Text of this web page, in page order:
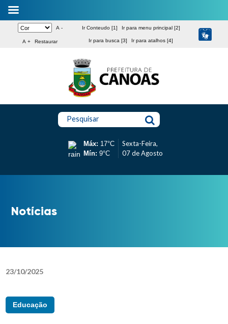
A -
A + Restaurar
Ir Conteudo [1] Ir para menu principal [2]
Ir para busca [3] Ir para atalhos [4]
Pesquisar
Máx: 17°C
Mín: 9°C
Sexta-Feira,
07 de Agosto
Notícias
23/10/2025
Educação